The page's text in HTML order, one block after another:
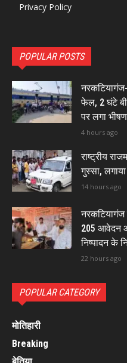
Privacy Policy
POPULAR POSTS
फेल, 2 घंटे
पर लगा
4 hours ago
राष्ट्रीय
गुस्सा,
14 hours ago
नरकटियागंज
205 आवेदन
निष्पादन के
22 hours ago
POPULAR CATEGORY
मोतिहारी
Breaking